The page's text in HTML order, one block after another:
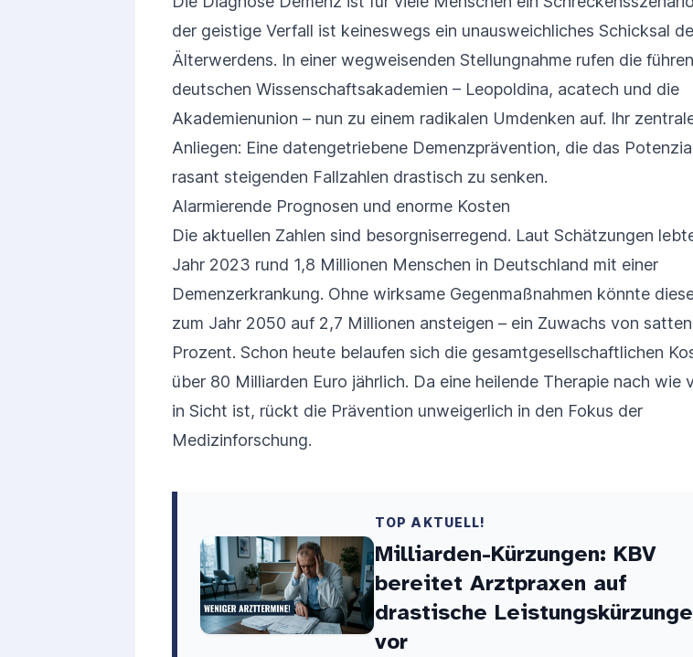
der geistige Verfall ist keineswegs ein unausweichliches Schicksal
Älterwerdens. In einer wegweisenden Stellungnahme rufen die
deutschen Wissenschaftsakademien – Leopoldina, acatech und die
Akademienunion – nun zu einem radikalen Umdenken auf. Ihr
Anliegen: Eine datengetriebene Demenzprävention, die das
rasant steigenden Fallzahlen drastisch zu senken.
Alarmierende Prognosen und enorme Kosten
Die aktuellen Zahlen sind besorgniserregend. Laut Schätzungen
Jahr 2023 rund 1,8 Millionen Menschen in Deutschland mit einer
Demenzerkrankung. Ohne wirksame Gegenmaßnahmen könnte
zum Jahr 2050 auf 2,7 Millionen ansteigen – ein Zuwachs von
Prozent. Schon heute belaufen sich die gesamtgesellschaftlichen
über 80 Milliarden Euro jährlich. Da eine heilende Therapie nach wie
in Sicht ist, rückt die Prävention unweigerlich in den Fokus der
Medizinforschung.
TOP AKTUELL!
Milliarden-Kürzungen: KBV
bereitet Arztpraxen auf
drastische
vor